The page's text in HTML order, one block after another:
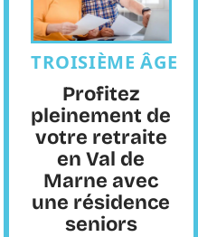
TROISIÈME ÂGE
Profitez
pleinement de
votre retraite
en Val de
Marne avec
une résidence
seniors